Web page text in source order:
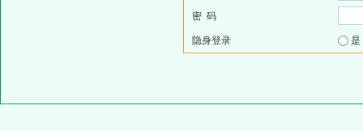
密 码
隐身登录